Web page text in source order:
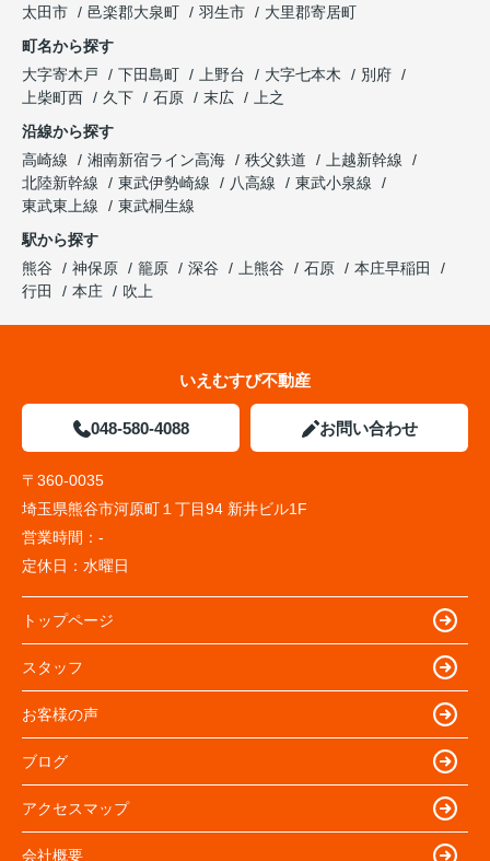
太田市
邑楽郡大泉町 羽生市
大里郡寄居町
町名から探す
大字寄木戸
下田島町 上野台 大字七本木
別府
上柴町西
久下 石原 末広
上之
沿線から探す
高崎線
湘南新宿ライン高海 秩父鉄道
上越新幹線
北陸新幹線
東武伊勢崎線 八高線
東武小泉線
東武東上線
東武桐生線
駅から探す
熊谷
神保原 籠原 深谷 上熊谷 石原
本庄早稲田
行田
本庄 吹上
いえむすび不動産
048-580-4088 お問い合わせ
〒360-0035
埼玉県熊谷市河原町１丁目94 新井ビル1F
営業時間： -
定休日： 水曜日
トップページ
スタッフ
お客様の声
ブログ
アクセスマップ
会社概要